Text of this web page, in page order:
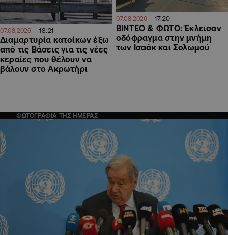
07.08.2026 18:21
Διαμαρτυρία κατοίκων έξω
από τις Βάσεις για τις νέες
κεραίες που θέλουν να
βάλουν στο Ακρωτήρι
07.08.2026 17:20
ΒΙΝΤΕΟ & ΦΩΤΟ: Έκλεισαν
οδόφραγμα στην μνήμη
των Ισαάκ και Σολωμού
ΦΩΤΟΓΡΑΦΙΑ ΤΗΣ ΗΜΕΡΑΣ